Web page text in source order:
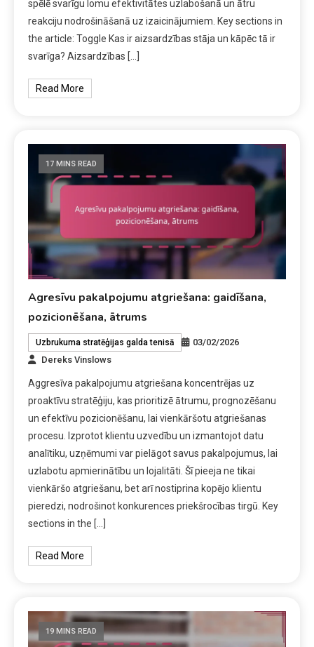
spēlē svarīgu lomu efektivitātes uzlabošanā un ātru
reakciju nodrošināšanā uz izaicinājumiem. Key sections in
the article: Toggle Kas ir aizsardzības stāja un kāpēc tā ir
svarīga? Aizsardzības […]
Read More
17 MINS READ
Agresīvu pakalpojumu atgriešana: gaidīšana,
pozicionēšana, ātrums
Uzbrukuma stratēģijas galda tenisā
03/02/2026
Dereks Vinslows
Aggresīva pakalpojumu atgriešana koncentrējas uz
proaktīvu stratēģiju, kas prioritizē ātrumu, prognozēšanu
un efektīvu pozicionēšanu, lai vienkāršotu atgriešanas
procesu. Izprotot klientu uzvedību un izmantojot datu
analītiku, uzņēmumi var pielāgot savus pakalpojumus, lai
uzlabotu apmierinātību un lojalitāti. Šī pieeja ne tikai
vienkāršo atgriešanu, bet arī nostiprina kopējo klientu
pieredzi, nodrošinot konkurences priekšrocības tirgū. Key
sections in the […]
Read More
19 MINS READ